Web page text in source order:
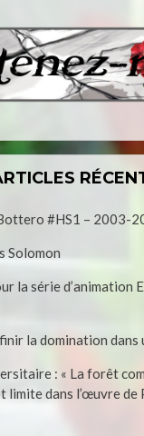
#HS1 – 2003-
Solomon
la série d’animation
la domination dans
: « La forêt
limite dans l’œuvre